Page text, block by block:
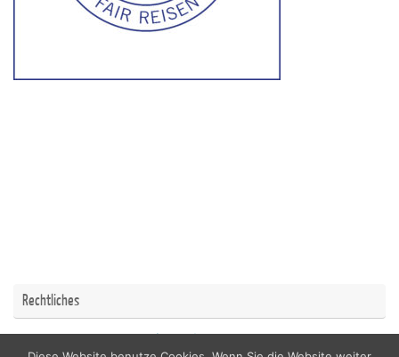
Rechtliches
Impressum Datenschutzerklärung